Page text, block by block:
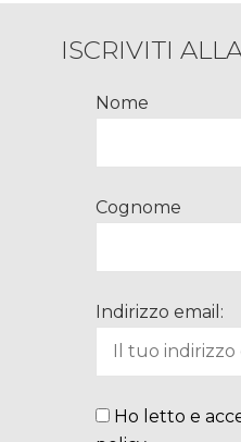
ISCRIVITI
Nome
Cognome
Indirizzo email:
Ho letto e